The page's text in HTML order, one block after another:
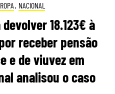
, NACIONAL
18.123€ à
receber pensão
e de viuvez em
analisou o caso